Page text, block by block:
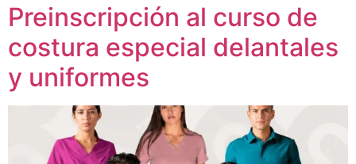
Preinscripción al curso de
costura especial delantales
y uniformes